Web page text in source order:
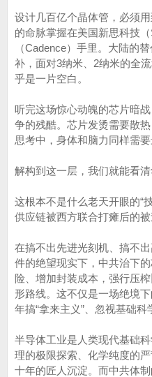
设计几百亿个晶体管，必须
的命脉掌握在美国新思科技
（Cadence）手里。大陆的
补，面对3纳米、2纳米的全
乎是一片空白。
听完这场惊心动魄的芯片暗
争的残酷。芯片发烫需要散
思考中，身体和脑力同样需要
解构到这一层，我们就能看清
这根本不是什么老天开眼的“
供应链被西方联合打瘫后的被
在搞不出先进光刻机、搞不
件的绝望现实下，中共治下
险、增加封装成本，强行压
形路线。这不仅是一场绝境
年搞“拿来主义”、忽视基础科
半导体工业是人类现代基础
理的极限探索、化学纯度的
十年的匠人沉淀。而中共体